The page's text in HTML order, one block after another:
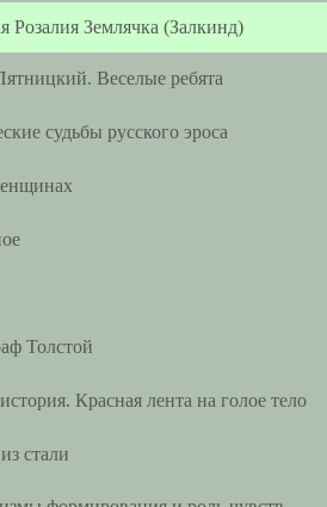
Розалия Землячка (Залкинд)
Веселые ребята
судьбы русского эроса
Толстой
Красная лента на голое тело
стали